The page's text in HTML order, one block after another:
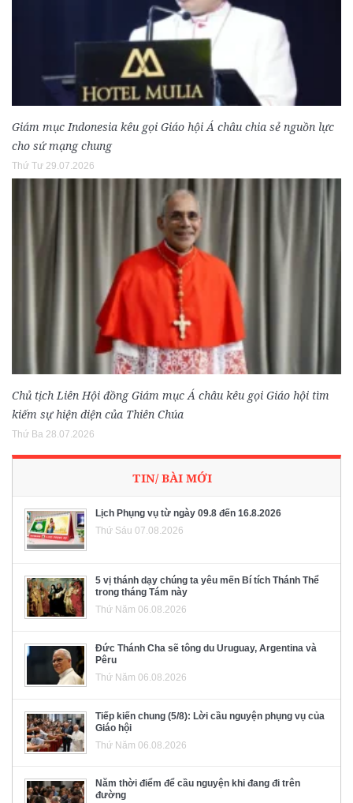
Giám mục Indonesia kêu gọi Giáo hội Á châu chia sẻ nguồn lực
cho sứ mạng chung
Thứ Tư 29.07.2026
Chủ tịch Liên Hội đồng Giám mục Á châu kêu gọi Giáo hội tìm
kiếm sự hiện diện của Thiên Chúa
Thứ Ba 28.07.2026
TIN/ BÀI MỚI
Lịch Phụng vụ từ ngày 09.8 đến 16.8.2026
Thứ Sáu 07.08.2026
5 vị thánh dạy chúng ta yêu mến Bí tích Thánh Thể
trong tháng Tám này
Thứ Năm 06.08.2026
Đức Thánh Cha sẽ tông du Uruguay, Argentina và
Pêru
Thứ Năm 06.08.2026
Tiếp kiến chung (5/8): Lời cầu nguyện phụng vụ của
Giáo hội
Thứ Năm 06.08.2026
Năm thời điểm để cầu nguyện khi đang đi trên
đường